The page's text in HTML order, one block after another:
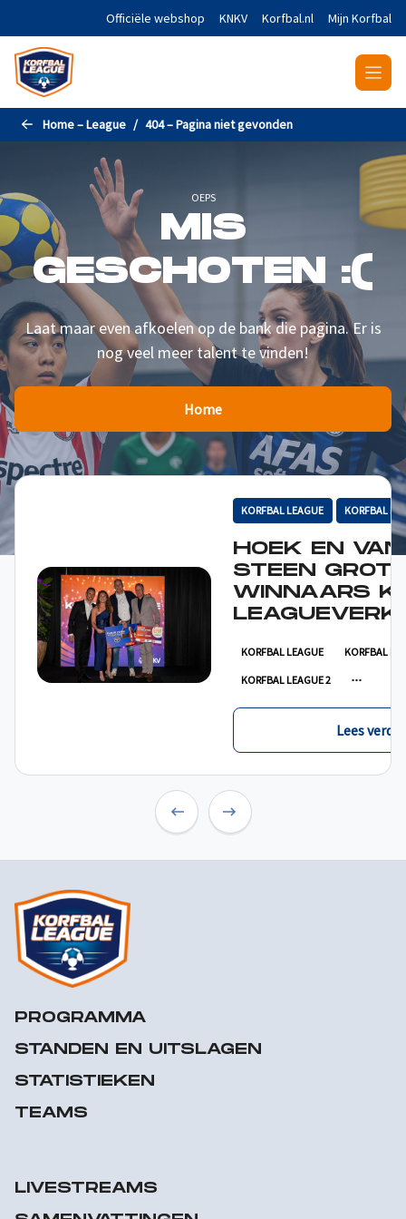
Naar de hoofdinhoud gaanOfficiële webshop KNKV Korfbal.nl Mijn Korfbal
Home – League 404 – Pagina niet gevonden
OEPS
MIS
GESCHOTEN :(
Laat maar even afkoelen op de bank die pagina. Er is
nog veel meer talent te vinden!
Home
KORFBAL LEAGUE KORFBAL
HOEK EN VAN
STEEN
WINNAARS
KORFBAL LEAGUE KORFBAL
KORFBAL LEAGUE 2
Lees verder
PROGRAMMA
STANDEN EN UITSLAGEN
STATISTIEKEN
TEAMS
LIVESTREAMS